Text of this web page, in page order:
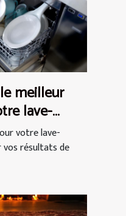
meilleur
lave-
votre lave-
résultats de